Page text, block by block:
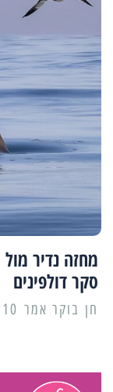
מחזה נדיר
סקר דולפינים
2025